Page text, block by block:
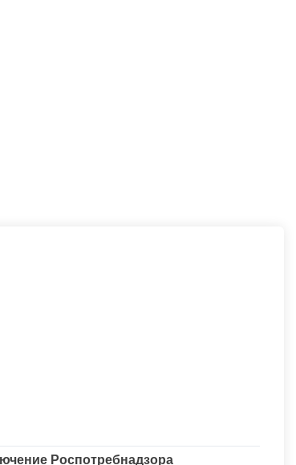
Роспотребнадзора